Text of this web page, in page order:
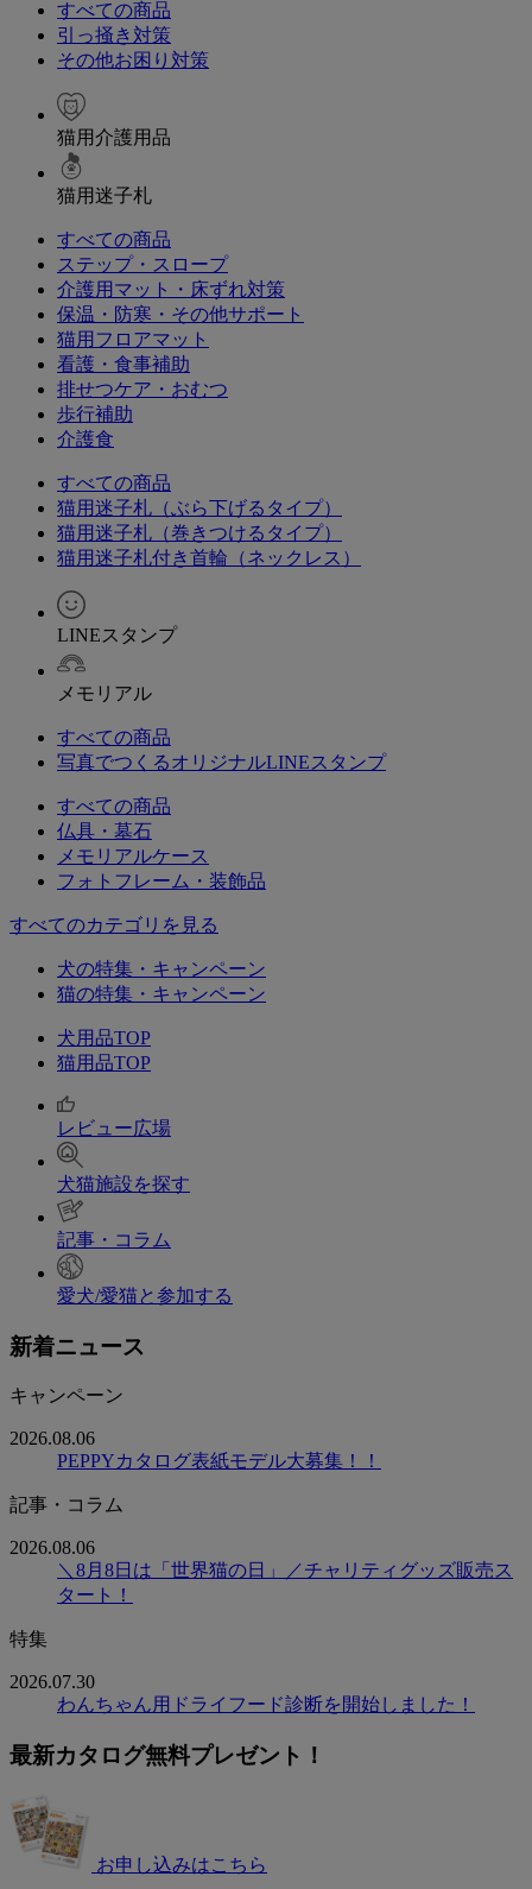
すべての商品
引っ掻き対策
その他お困り対策
猫用介護用品
猫用迷子札
すべての商品
ステップ・スロープ
介護用マット・床ずれ対策
保温・防寒・その他サポート
猫用フロアマット
看護・食事補助
排せつケア・おむつ
歩行補助
介護食
すべての商品
猫用迷子札（ぶら下げるタイプ）
猫用迷子札（巻きつけるタイプ）
猫用迷子札付き首輪（ネックレス）
LINEスタンプ
メモリアル
すべての商品
写真でつくるオリジナルLINEスタンプ
すべての商品
仏具・墓石
メモリアルケース
フォトフレーム・装飾品
すべてのカテゴリを見る
犬の特集・キャンペーン
猫の特集・キャンペーン
犬用品TOP
猫用品TOP
レビュー広場
犬猫施設を探す
記事・コラム
愛犬/愛猫と参加する
新着ニュース
キャンペーン
2026.08.06
PEPPYカタログ表紙モデル大募集！！
記事・コラム
2026.08.06
＼8月8日は「世界猫の日」／チャリティグッズ販売ス
タート！
特集
2026.07.30
わんちゃん用ドライフード診断を開始しました！
最新カタログ無料プレゼント！
お申し込みはこちら